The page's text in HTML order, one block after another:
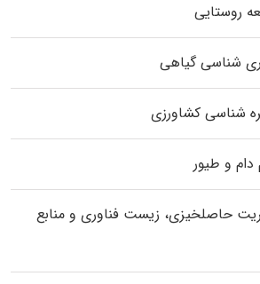
روستایی
شناسی گیاهی
شناسی کشاورزی
و طیور
حاصلخیزی، زیست فناوری و منابع